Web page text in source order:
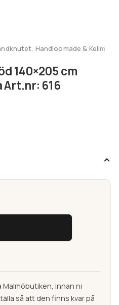
undermeny
Handloomade & Kelim
140×205 cm
616
Malmöbutiken, innan ni
så att den finns kvar på